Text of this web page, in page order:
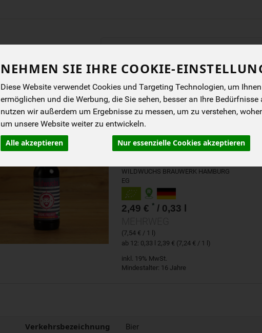
NEHMEN SIE IHRE COOKIE-
Diese Website verwendet Cookies und Targeting Technologien, um
ermöglichen und die Werbung, die Sie sehen, besser an Ihre
nutzen wir außerdem um Ergebnisse zu messen, um zu verstehen,
um unsere Website weiter zu entwickeln.
Alle akzeptieren Nur essenzielle Cookies akzeptieren
Produkt
HOFEIGENES BIOKISTEN ANGEBOTE
GROSSE FREIHEIT,
ITTER ALE
Das Wildwuchs Brauwerk - ein Hamburger
WILDWUCHS BRAUWERK HAMBURG
EG
2,49 € * / 0,33 l
(7,54 € / 1 l)
ab 12: 0,33 l 2,39 € (7,24 € / 1 l)
inkl. 19% MwSt.
Mindestalter: 16 Jahre
Verkehrsbezeichnung Bier